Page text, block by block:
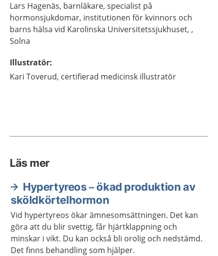
Lars Hagenäs, barnläkare, specialist på
hormonsjukdomar, institutionen för kvinnors och
barns hälsa vid Karolinska Universitetssjukhuset, ,
Solna
Illustratör:
Kari Toverud, certifierad medicinsk illustratör
Läs mer
Hypertyreos – ökad produktion av
sköldkörtelhormon
Vid hypertyreos ökar ämnesomsättningen. Det kan
göra att du blir svettig, får hjärtklappning och
minskar i vikt. Du kan också bli orolig och nedstämd.
Det finns behandling som hjälper.